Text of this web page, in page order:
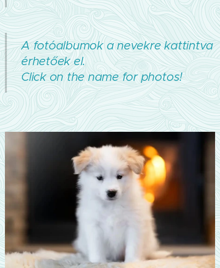
A fotóalbumok a nevekre kattintva
érhetőek el.
Click on the name for photos!